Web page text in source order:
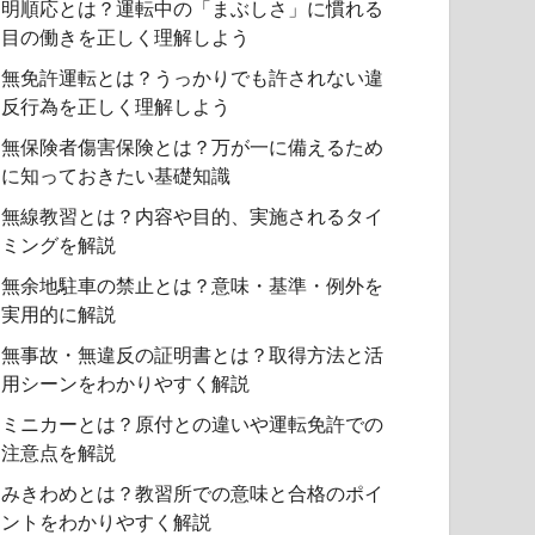
明順応とは？運転中の「まぶしさ」に慣れる
目の働きを正しく理解しよう
無免許運転とは？うっかりでも許されない違
反行為を正しく理解しよう
無保険者傷害保険とは？万が一に備えるため
に知っておきたい基礎知識
無線教習とは？内容や目的、実施されるタイ
ミングを解説
無余地駐車の禁止とは？意味・基準・例外を
実用的に解説
無事故・無違反の証明書とは？取得方法と活
用シーンをわかりやすく解説
ミニカーとは？原付との違いや運転免許での
注意点を解説
みきわめとは？教習所での意味と合格のポイ
ントをわかりやすく解説